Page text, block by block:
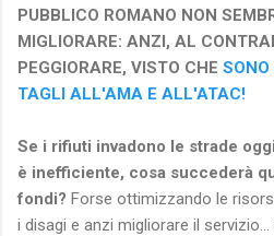
PUBBLICO ROMANO NON
MIGLIORARE: ANZI, AL
PEGGIORARE, VISTO CHE
TAGLI ALL'AMA E ALL'ATAC!
Se i rifiuti invadono le strade
è inefficiente, cosa succederà
fondi? Forse ottimizzando le
i disagi e anzi migliorare il servizio...